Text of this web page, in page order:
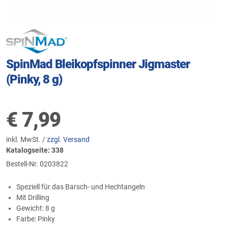
SpinMad Bleikopfspinner Jigmaster
(Pinky, 8 g)
€ 7,99
inkl. MwSt. /zzgl. Versand
Katalogseite: 338
Bestell-Nr. 0203822
Speziell für das Barsch- und Hechtangeln
Mit Drilling
Gewicht: 8 g
Farbe: Pinky